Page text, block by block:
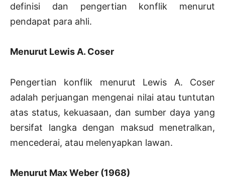
definisi dan pengertian konflik menurut
pendapat para ahli.
Menurut Lewis A. Coser
Pengertian konflik menurut Lewis A. Coser
adalah perjuangan mengenai nilai atau tuntutan
atas status, kekuasaan, dan sumber daya yang
bersifat langka dengan maksud menetralkan,
mencederai, atau melenyapkan lawan.
Menurut Max Weber (1968)